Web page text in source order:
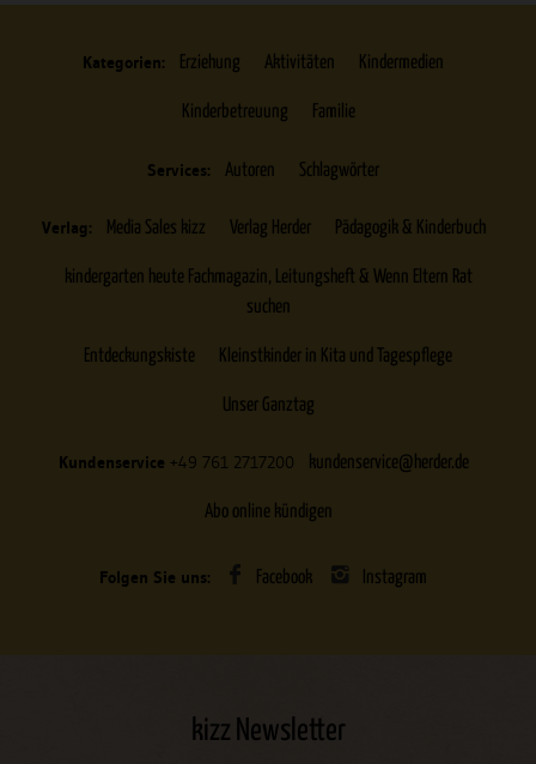
Kategorien: Erziehung Aktivitäten Kindermedien
Kinderbetreuung Familie
Services: Autoren Schlagwörter
Verlag: Media Sales kizz Verlag Herder Pädagogik & Kinderbuch
kindergarten heute Fachmagazin, Leitungsheft & Wenn Eltern Rat
suchen
Entdeckungskiste Kleinstkinder in Kita und Tagespflege
Unser Ganztag
Kundenservice +49 761 2717200 kundenservice@herder.de
Abo online kündigen
Folgen Sie uns: Facebook Instagram
kizz Newsletter